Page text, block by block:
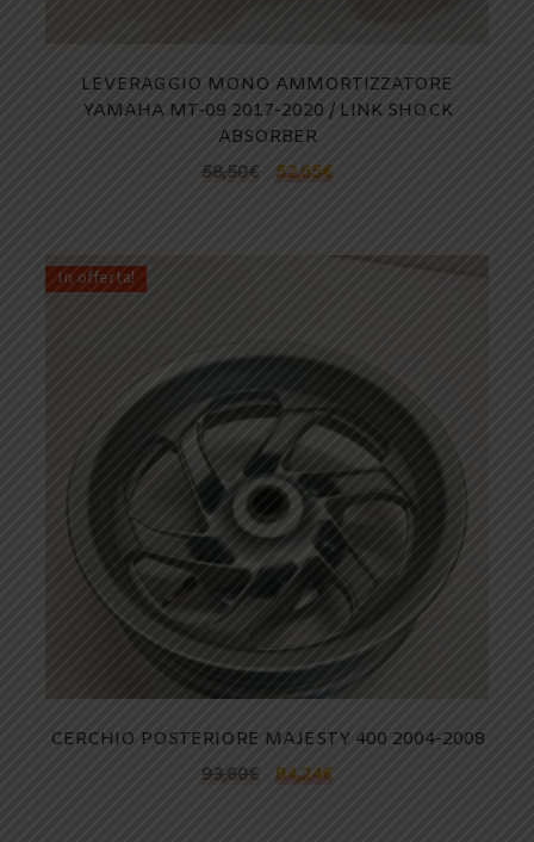
LEVERAGGIO MONO AMMORTIZZATORE
YAMAHA MT-09 2017-2020 / LINK SHOCK
ABSORBER
58,50€ 52,65€
In offerta!
CERCHIO POSTERIORE MAJESTY 400 2004-2008
93,60€ 84,24€